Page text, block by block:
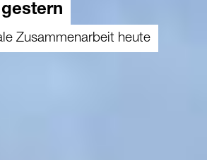
Zusammenarbeit heute